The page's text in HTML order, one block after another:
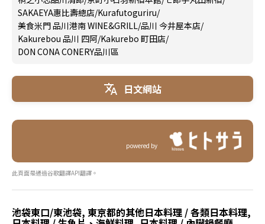
SAKAEYA惠比壽總店/Kurafutoguriru/
美食米門 品川港南 WINE&GRILL/品川 今井屋本店/
Kakurebou 品川 四阿/Kakurebo 町田店/
DON CONA CONERY品川區
日文網站
powered by
此頁面是通過谷歌翻譯API翻譯。
池袋東口/東池袋, 東京都的其他日本料理 / 各類日本料理,